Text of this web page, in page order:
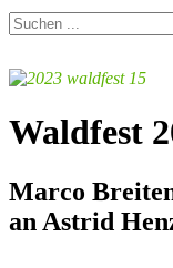
Waldfest
Marco
an Astrid